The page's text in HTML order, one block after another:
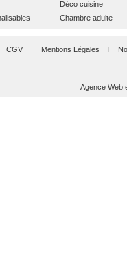
Déco cuisine
Chambre adulte
CGV Mentions Légales
Agence Web